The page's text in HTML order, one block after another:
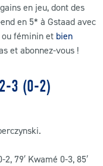
en jeu, dont des
en 5* à Gstaad avec
féminin et bien
et abonnez-vous !
2-3 (0-2)
79′ Kwamé 0-3, 85′